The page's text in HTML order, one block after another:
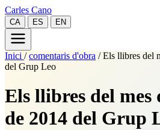
Carles Cano
CA ES EN
Inici / comentaris d'obra / Els llibres del
del Grup Leo
Els llibres del mes
de 2014 del Grup